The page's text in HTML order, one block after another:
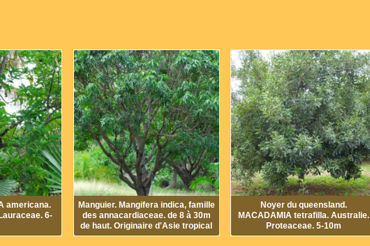
6-
Manguier. Mangifera indica, famille
des annacardiaceae. de 8 à 30m
de haut. Originaire d'Asie tropical
Noyer du queensland.
MACADAMIA tetrafilla. Australie.
Proteaceae. 5-10m